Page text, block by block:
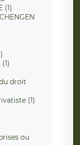
(1)
droit
(1)
ou